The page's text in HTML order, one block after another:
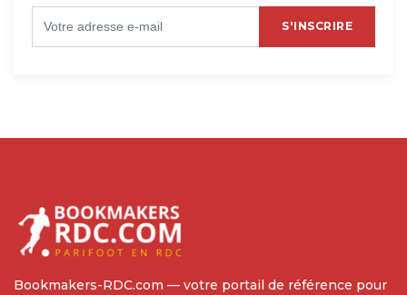
S'INSCRIRE
Bookmakers-RDC.com — votre portail de référence pour